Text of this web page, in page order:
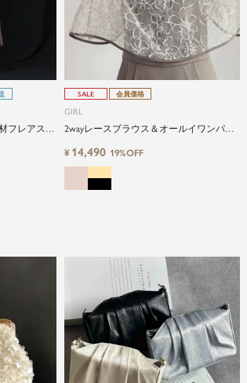
フレアスリ
SALE 会員価格
GIRL
2wayレースブラウス＆オールイワンパン
¥ 14,490 19%OFF